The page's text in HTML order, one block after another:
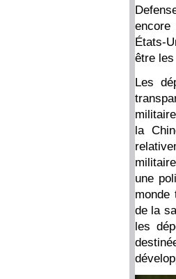
États-
être
Les
la
une
monde
de la
les